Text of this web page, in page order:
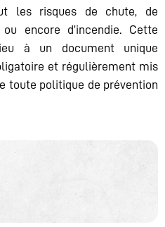
les risques de chute, de
encore d’incendie. Cette
à un document unique
et régulièrement mis
toute politique de prévention